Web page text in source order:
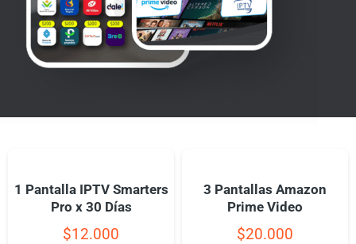
1 Pantalla IPTV Smarters
Pro x 30 Días
$12.000
3 Pantallas Amazon
Prime Video
$20.000